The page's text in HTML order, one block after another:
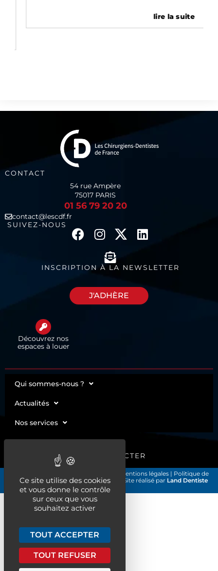
lire la suite
CONTACT
54 rue Ampère
75017 PARIS
01 56 79 20 20
contact@lescdf.fr
SUIVEZ-NOUS
INSCRIPTION À LA NEWSLETTER
J'ADHÈRE
Découvrez nos
espaces à louer
Qui sommes-nous ?
Actualités
Nos services
ME CONNECTER
Mentions légales | Politique de
confidentialité et gestion des cookies
| Site réalisé par Land Dentiste
©2026
Ce site utilise des cookies
et vous donne le contrôle
sur ceux que vous
souhaitez activer
TOUT ACCEPTER
TOUT REFUSER